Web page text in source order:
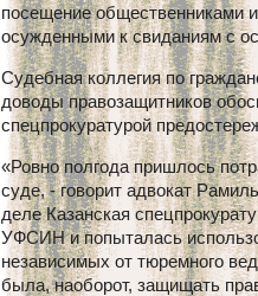
посещение общественниками
осужденными к свиданиям с
Судебная коллегия по
доводы правозащитников
спецпрокуратурой
«Ровно полгода пришлось
суде, - говорит адвокат
деле Казанская
УФСИН и попыталась
независимых от тюремного
была, наоборот, защищать